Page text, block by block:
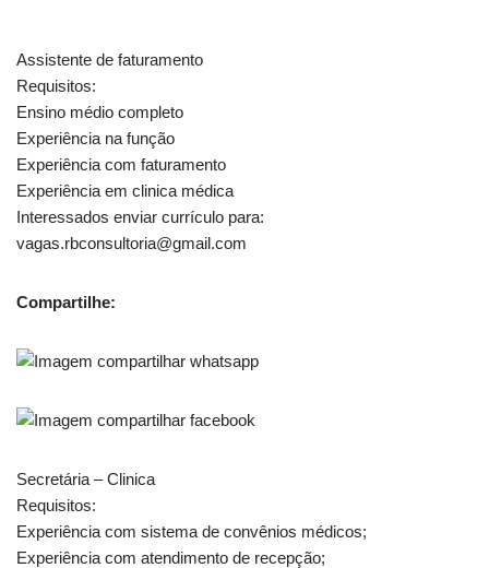
Assistente de faturamento
Requisitos:
Ensino médio completo
Experiência na função
Experiência com faturamento
Experiência em clinica médica
Interessados enviar currículo para:
vagas.rbconsultoria@gmail.com
Compartilhe:
Secretária – Clinica
Requisitos:
Experiência com sistema de convênios médicos;
Experiência com atendimento de recepção;